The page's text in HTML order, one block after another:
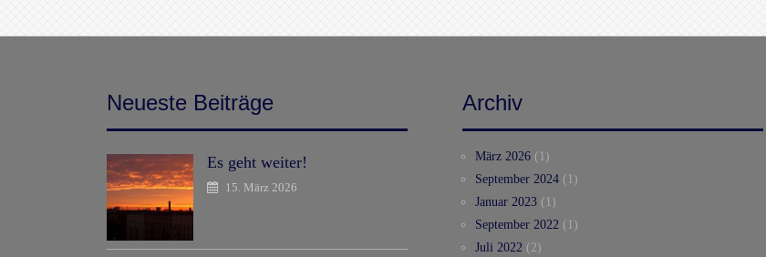
Neueste Beiträge
Es geht weiter!
15. März 2026
Archiv
März 2026 (1)
September 2024 (1)
Januar 2023 (1)
September 2022 (1)
Juli 2022 (2)